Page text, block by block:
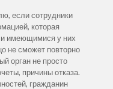
если сотрудники
которая
и имеющимися у них
не сможет повторно
орган не просто
причины отказа.
гражданин